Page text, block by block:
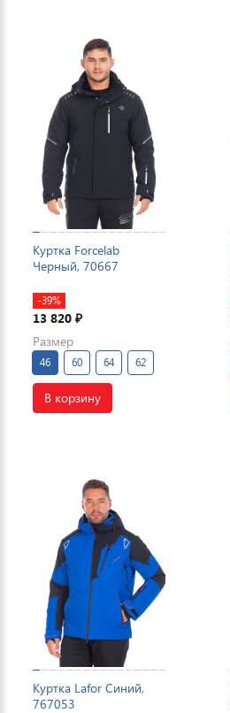
Куртка Forcelab
Черный, 70667
-39%
13 820 ₽
Размер
46 60 64 62
В корзину
Куртка Lafor Синий,
767053